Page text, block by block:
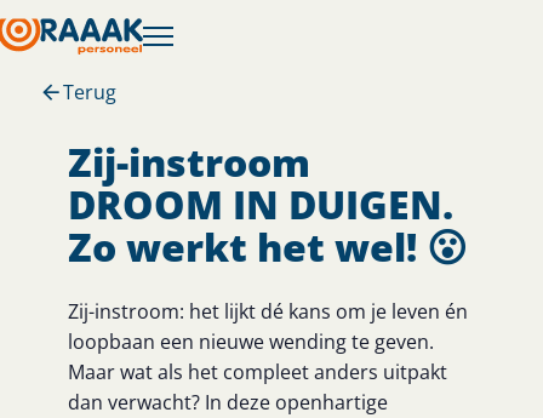
Terug
Zij-instroom
DROOM IN DUIGEN.
Zo werkt het wel! 😮
Zij-instroom: het lijkt dé kans om je leven én
loopbaan een nieuwe wending te geven.
Maar wat als het compleet anders uitpakt
dan verwacht? In deze openhartige